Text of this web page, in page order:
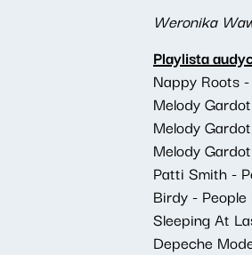
Weronika
Playlista
Nappy Roots
Melody
Melody
Melody
Patti Smith -
Birdy -
Sleeping At
Depeche